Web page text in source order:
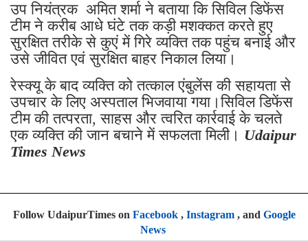
उप नियंत्रक अमित शर्मा ने बताया कि सिविल डिफेंस
टीम ने करीब आधे घंटे तक कड़ी मशक्कत करते हुए
सुरक्षित तरीके से कुएं में गिरे व्यक्ति तक पहुंच बनाई और
उसे जीवित एवं सुरक्षित बाहर निकाल लिया।
रेस्क्यू के बाद व्यक्ति को तत्काल एंबुलेंस की सहायता से
उपचार के लिए अस्पताल भिजवाया गया।सिविल डिफेंस
टीम की तत्परता, साहस और त्वरित कार्रवाई के चलते
एक व्यक्ति की जान बचाने में सफलता मिली। Udaipur
Times News
Follow UdaipurTimes on Facebook, Instagram, and Google
News